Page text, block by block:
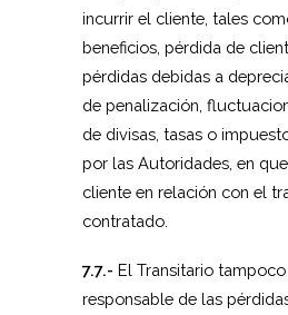
incurrir el cliente, tales
beneficios, pérdida de
pérdidas debidas a
de penalización,
de divisas, tasas o
por las Autoridades, en
cliente en relación con el
contratado.
7.7.- El Transitario tampoco
responsable de las